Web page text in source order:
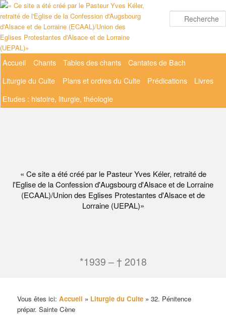
Aller
au
contenu
principal
« Ce site a été créé par le Pasteur Yves Kéler, retraité de
l'Eglise de la Confession d'Augsbourg d'Alsace et de Lorraine
(ECAAL)/Union des Eglises Protestantes d'Alsace et de
Lorraine (UEPAL)»
*1939 – † 2018
Menu
Accueil Chants Tables des chants
Cantates de Bach
Liturgie du Culte
Plans et ordres du Culte Prédications
Livres
Etudes : histoire, liturgie, théologie
Vous êtes ici:Accueil » Liturgie du Culte »32. Pénitence
prépar. Sainte Cène